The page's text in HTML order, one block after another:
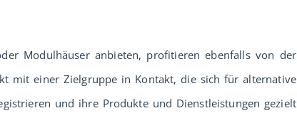
Modulhäuser anbieten, profitieren ebenfalls von der
mit einer Zielgruppe in Kontakt, die sich für alternative
und ihre Produkte und Dienstleistungen gezielt